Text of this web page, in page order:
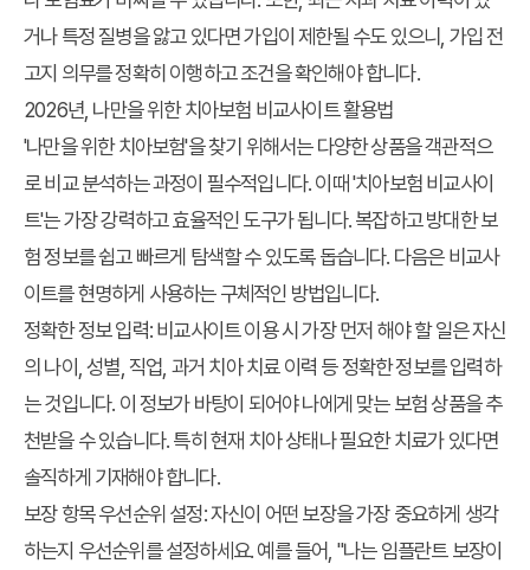
거나 특정 질병을 앓고 있다면 가입이 제한될 수도 있으니, 가입 전
고지 의무를 정확히 이행하고 조건을 확인해야 합니다.
2026년, 나만을 위한 치아보험 비교사이트 활용법
'나만을 위한 치아보험'을 찾기 위해서는 다양한 상품을 객관적으
로 비교 분석하는 과정이 필수적입니다. 이때 '치아보험 비교사이
트'는 가장 강력하고 효율적인 도구가 됩니다. 복잡하고 방대한 보
험 정보를 쉽고 빠르게 탐색할 수 있도록 돕습니다. 다음은 비교사
이트를 현명하게 사용하는 구체적인 방법입니다.
정확한 정보 입력:비교사이트 이용 시 가장 먼저 해야 할 일은 자신
의 나이, 성별, 직업, 과거 치아 치료 이력 등 정확한 정보를 입력하
는 것입니다. 이 정보가 바탕이 되어야 나에게 맞는 보험 상품을 추
천받을 수 있습니다. 특히 현재 치아 상태나 필요한 치료가 있다면
솔직하게 기재해야 합니다.
보장 항목 우선순위 설정:자신이 어떤 보장을 가장 중요하게 생각
하는지 우선순위를 설정하세요. 예를 들어, "나는 임플란트 보장이